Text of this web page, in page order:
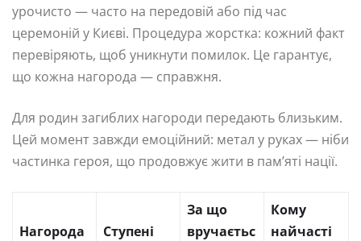
урочисто — часто на передовій або під час
церемоній у Києві. Процедура жорстка: кожний факт
перевіряють, щоб уникнути помилок. Це гарантує,
що кожна нагорода — справжня.
Для родин загиблих нагороди передають близьким.
Цей момент завжди емоційний: метал у руках — ніби
частинка героя, що продовжує жити в пам’яті нації.
Нагорода Ступені
За що
вручаєтьс
Кому
найчасті